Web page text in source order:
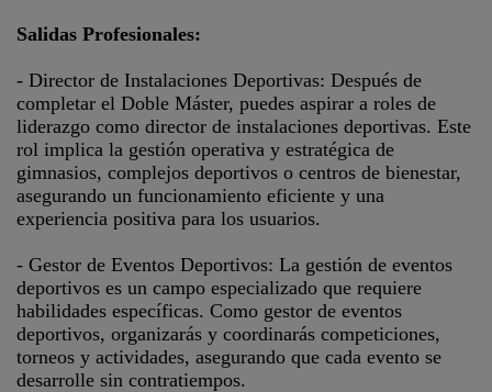
Salidas Profesionales:
- Director de Instalaciones Deportivas: Después de
completar el Doble Máster, puedes aspirar a roles de
liderazgo como director de instalaciones deportivas. Este
rol implica la gestión operativa y estratégica de
gimnasios, complejos deportivos o centros de bienestar,
asegurando un funcionamiento eficiente y una
experiencia positiva para los usuarios.
- Gestor de Eventos Deportivos: La gestión de eventos
deportivos es un campo especializado que requiere
habilidades específicas. Como gestor de eventos
deportivos, organizarás y coordinarás competiciones,
torneos y actividades, asegurando que cada evento se
desarrolle sin contratiempos.